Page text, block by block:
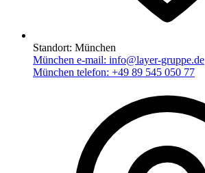
Standort: München
München e-mail: info@layer-gruppe.de
München telefon: +49 89 545 050 77